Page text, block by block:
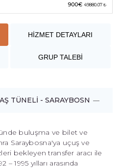
900€ 49880.07 ₺
HİZMET DETAYLARI
GRUP TALEBİ
TÜNELİ - SARAYBOSNA
buluşma ve bilet ve
Saraybosna'ya uçuş ve
bekleyen transfer aracı ile
1995 yılları arasında